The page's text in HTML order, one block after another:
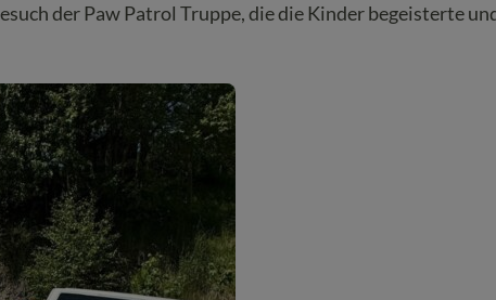
der Paw Patrol Truppe, die die Kinder begeisterte